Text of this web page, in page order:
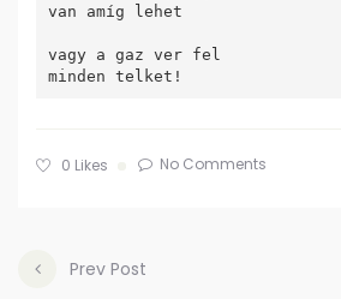
van amíg lehet
vagy a gaz ver fel
0 Likes No Comments
Prev Post